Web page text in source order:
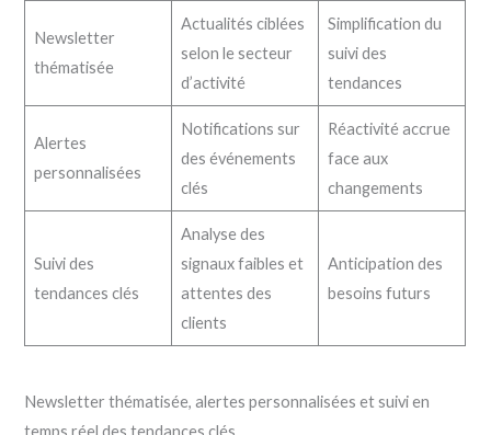
Newsletter
thématisée
Actualités ciblées
selon le secteur
d’activité
Simplification du
suivi des
tendances
Alertes
personnalisées
Notifications sur
des événements
clés
Réactivité accrue
face aux
changements
Suivi des
tendances clés
Analyse des
signaux faibles et
attentes des
clients
Anticipation des
besoins futurs
Newsletter thématisée, alertes personnalisées et suivi en
temps réel des tendances clés